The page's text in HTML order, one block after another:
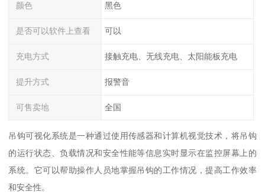
颜色 黑色
是否可以软件上查看 可以
充电方式 接触充电、无线充电、太阳能板充电
提升方式 报警音
可售卖地 全国
吊钩可视化系统是一种通过使用传感器和计算机视觉技术，将吊钩
的运行状态、负载情况和安全性能等信息实时显示在监控屏幕上的
系统。它可以帮助操作人员地掌握吊钩的工作情况，提高工作效率
和安全性。